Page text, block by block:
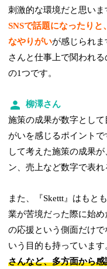
刺激的な環境だと思いま
SNSで話題になったり
なやりがいが感じられ
さんと仕事上で関われ
の1つです。
柳澤さん
施策の成果が数字とし
がいを感じるポイント
して考えた施策の成果
ン、売上など数字で表れ
また、『Skettt』はもと
業が苦境だった際に始
の応援という側面だけ
いう目的も持っています
さんなど、多方面から